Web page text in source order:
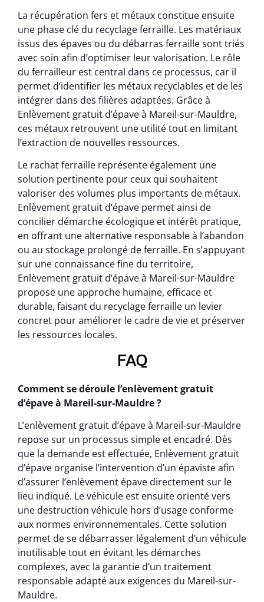
La récupération fers et métaux constitue ensuite
une phase clé du recyclage ferraille. Les matériaux
issus des épaves ou du débarras ferraille sont triés
avec soin afin d’optimiser leur valorisation. Le rôle
du ferrailleur est central dans ce processus, car il
permet d’identifier les métaux recyclables et de les
intégrer dans des filières adaptées. Grâce à
Enlèvement gratuit d’épave à Mareil-sur-Mauldre,
ces métaux retrouvent une utilité tout en limitant
l’extraction de nouvelles ressources.
Le rachat ferraille représente également une
solution pertinente pour ceux qui souhaitent
valoriser des volumes plus importants de métaux.
Enlèvement gratuit d’épave permet ainsi de
concilier démarche écologique et intérêt pratique,
en offrant une alternative responsable à l’abandon
ou au stockage prolongé de ferraille. En s’appuyant
sur une connaissance fine du territoire,
Enlèvement gratuit d’épave à Mareil-sur-Mauldre
propose une approche humaine, efficace et
durable, faisant du recyclage ferraille un levier
concret pour améliorer le cadre de vie et préserver
les ressources locales.
FAQ
Comment se déroule l’enlèvement gratuit
d’épave à Mareil-sur-Mauldre ?
L’enlèvement gratuit d’épave à Mareil-sur-Mauldre
repose sur un processus simple et encadré. Dès
que la demande est effectuée, Enlèvement gratuit
d’épave organise l’intervention d’un épaviste afin
d’assurer l’enlèvement épave directement sur le
lieu indiqué. Le véhicule est ensuite orienté vers
une destruction véhicule hors d’usage conforme
aux normes environnementales. Cette solution
permet de se débarrasser légalement d’un véhicule
inutilisable tout en évitant les démarches
complexes, avec la garantie d’un traitement
responsable adapté aux exigences du Mareil-sur-
Mauldre.